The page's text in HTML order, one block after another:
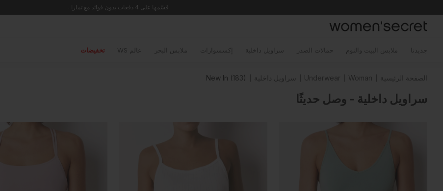
المحتوى
🚚 شحن مجاني للطلبات التي تزيد عن 299 ريال
جديدنا ملابس البيت والنوم حمالات الصدر سراويل داخلية إكسسوارات ملابس البحر عالم WS تخفيضات
الصفحة الرئيسية Woman
Underwear سراويل داخلية New In (183)
سراويل داخلية - وصل حديثًا